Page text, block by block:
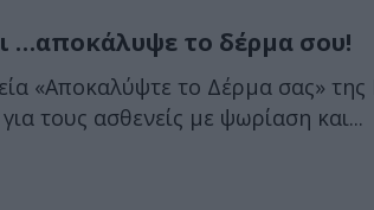
…αποκάλυψε το δέρμα σου!
«Αποκαλύψτε το Δέρμα σας»
τους ασθενείς με ψωρίαση και...